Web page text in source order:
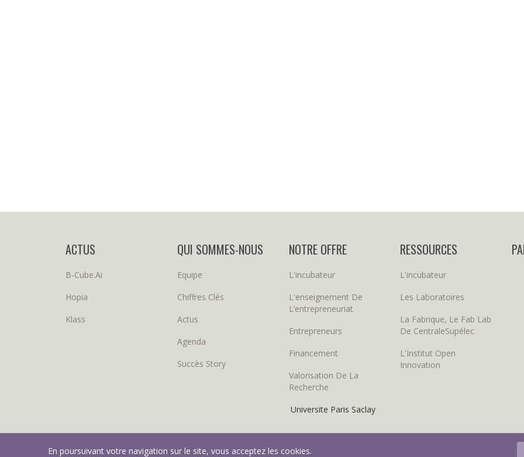
ACTUS
B-Cube.ai
Hopia
Klass
QUI SOMMES-NOUS
Equipe
Chiffres Clés
Actus
Agenda
Succès Story
NOTRE OFFRE
L'incubateur
L'enseignement De
L’entrepreneuriat
Entrepreneurs
Financement
Valorisation De La
Recherche
RESSOURCES
L'incubateur
Les Laboratoires
La Fabrique, Le Fab Lab
De CentraleSupélec
L'Institut Open
Innovation
Universite Paris Saclay
En poursuivant votre navigation sur le site, vous acceptez les cookies.